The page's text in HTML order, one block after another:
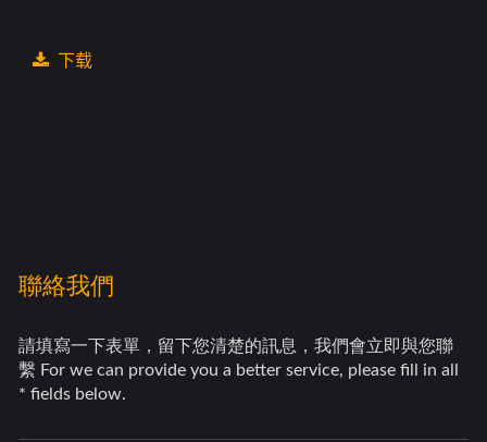
下载